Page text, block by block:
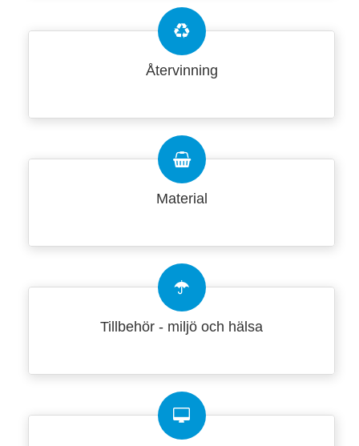
Återvinning
Material
Tillbehör - miljö och hälsa